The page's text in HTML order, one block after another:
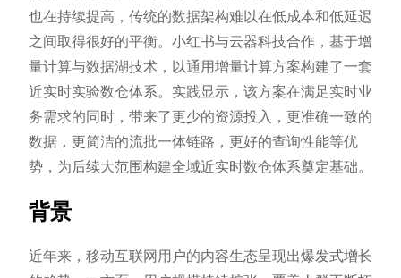
也在持续提高，传统的数据架构难以在低成本和低延迟
之间取得很好的平衡。小红书与云器科技合作，基于增
量计算与数据湖技术，以通用增量计算方案构建了一套
近实时实验数仓体系。实践显示，该方案在满足实时业
务需求的同时，带来了更少的资源投入，更准确一致的
数据，更简洁的流批一体链路，更好的查询性能等优
势，为后续大范围构建全域近实时数仓体系奠定基础。
背景
近年来，移动互联网用户的内容生态呈现出爆发式增长